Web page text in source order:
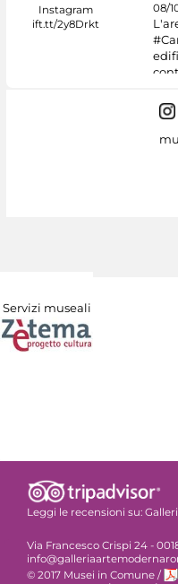
08/
Servizi museali
Leggi le recensioni su:
Via Francesco Crispi 24 -
© 2017 Musei in Comune /